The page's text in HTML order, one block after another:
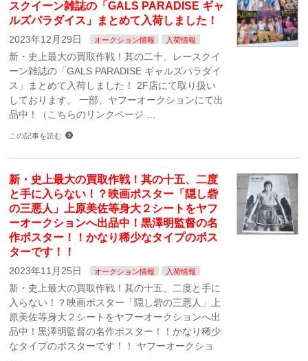
スクイーン雑誌の「GALS PARADISE ギャ
ルズパラダイス」まとめて入荷しました！
2023年12月29日 オークション情報 入荷情報
新・史上最大の買取作戦！其の二十、レースクイ
ーン雑誌の「GALS PARADISE ギャルズパラダイ
ス」まとめて入荷しました！ 2F店にて取り扱い
しております。 一部、ヤフーオークションにて出
品中！（こちらのリンクページ …
この記事を読む
新・史上最大の買取作戦！其の十五、二度
と手に入らない！？映画ポスター「隠し砦
の三悪人」上原美佐等身大２シートをヤフ
ーオークションへ出品中！黒澤明監督の名
作ポスター！！かなり稀少なタイプのポス
ターです！！
2023年11月25日 オークション情報 入荷情報
新・史上最大の買取作戦！其の十五、二度と手に
入らない！？映画ポスター「隠し砦の三悪人」上
原美佐等身大２シートをヤフーオークションへ出
品中！黒澤明監督の名作ポスター！！かなり稀少
なタイプのポスターです！！ ヤフーオークショ